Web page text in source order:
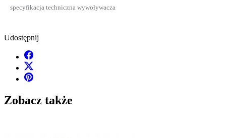
specyfikacja techniczna wywoływacza
Udostępnij
Zobacz także